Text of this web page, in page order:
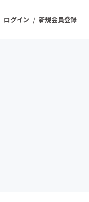
ログイン / 新規会員登録